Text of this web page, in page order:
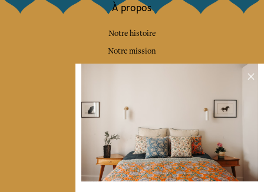
À propos
Notre histoire
Notre mission
Collections
Déco & Linge de maison
Linge de table
Sacs & pochettes